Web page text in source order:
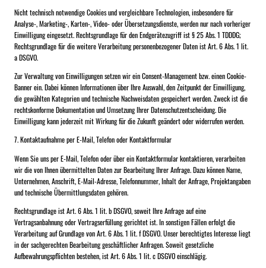
Nicht technisch notwendige Cookies und vergleichbare Technologien, insbesondere für
Analyse-, Marketing-, Karten-, Video- oder Übersetzungsdienste, werden nur nach vorheriger
Einwilligung eingesetzt. Rechtsgrundlage für den Endgerätezugriff ist § 25 Abs. 1 TDDDG;
Rechtsgrundlage für die weitere Verarbeitung personenbezogener Daten ist Art. 6 Abs. 1 lit.
a DSGVO.
Zur Verwaltung von Einwilligungen setzen wir ein Consent-Management bzw. einen Cookie-
Banner ein. Dabei können Informationen über Ihre Auswahl, den Zeitpunkt der Einwilligung,
die gewählten Kategorien und technische Nachweisdaten gespeichert werden. Zweck ist die
rechtskonforme Dokumentation und Umsetzung Ihrer Datenschutzentscheidung. Die
Einwilligung kann jederzeit mit Wirkung für die Zukunft geändert oder widerrufen werden.
7. Kontaktaufnahme per E-Mail, Telefon oder Kontaktformular
Wenn Sie uns per E-Mail, Telefon oder über ein Kontaktformular kontaktieren, verarbeiten
wir die von Ihnen übermittelten Daten zur Bearbeitung Ihrer Anfrage. Dazu können Name,
Unternehmen, Anschrift, E-Mail-Adresse, Telefonnummer, Inhalt der Anfrage, Projektangaben
und technische Übermittlungsdaten gehören.
Rechtsgrundlage ist Art. 6 Abs. 1 lit. b DSGVO, soweit Ihre Anfrage auf eine
Vertragsanbahnung oder Vertragserfüllung gerichtet ist. In sonstigen Fällen erfolgt die
Verarbeitung auf Grundlage von Art. 6 Abs. 1 lit. f DSGVO. Unser berechtigtes Interesse liegt
in der sachgerechten Bearbeitung geschäftlicher Anfragen. Soweit gesetzliche
Aufbewahrungspflichten bestehen, ist Art. 6 Abs. 1 lit. c DSGVO einschlägig.